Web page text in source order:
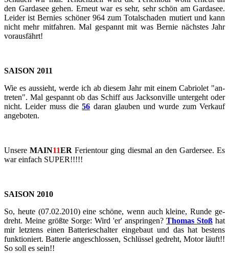
den Gar­da­see gehen. Er­neut war es sehr, sehr schön am Gar­da­see.
Lei­der ist Ber­nies schö­ner 964 zum To­tal­scha­den mu­tiert und kann
nicht mehr mit­fah­ren. Mal ge­spannt mit was Ber­nie nächs­tes Jahr
vor­aus­fährt!
SAI­SON 2011
Wie es aus­sieht, werde ich ab die­sem Jahr mit einem Ca­brio­let "an­
tre­ten". Mal ge­spannt ob das Schiff aus Jack­son­ville un­ter­geht oder
nicht. Lei­der muss die56 daran glau­ben und wurde zum Ver­kauf
an­ge­bo­ten.
Un­se­reMAIN11ER Fe­ri­en­tour ging dies­mal an den Gar­der­see. Es
war ein­fach SUPER!!!!!
SAI­SON 2010
So, heute (07.02.2010) eine schö­ne, wenn auch klei­ne, Runde ge­
dreht. Meine größ­te Sorge: Wird 'er' an­sprin­gen? Tho­mas Stoß hat
mir letz­tens einen Bat­te­rie­schal­ter ein­ge­baut und das hat bes­tens
funk­tio­niert. Bat­te­rie an­ge­schlos­sen, Schlüs­sel ge­dreht, Motor läuft!!
So soll es sein!!